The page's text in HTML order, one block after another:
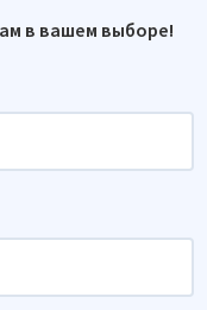
в вашем выборе!